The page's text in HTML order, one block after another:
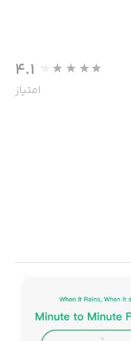
4.1
امتیاز